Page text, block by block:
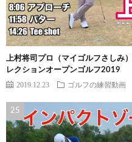
上村将司プロ（マイゴルフさしみ
レクションオープンゴルフ2019
2019.12.23 ゴルフの練習動画